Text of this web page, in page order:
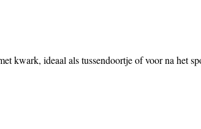
kwark, ideaal als tussendoortje of voor na het